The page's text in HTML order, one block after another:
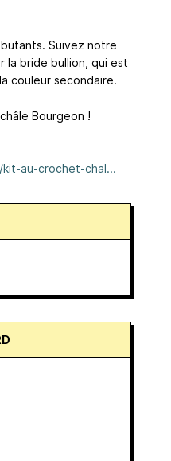
Suivez notre
la bride bullion, qui est
couleur secondaire.
Bourgeon !
au-crochet-chal...